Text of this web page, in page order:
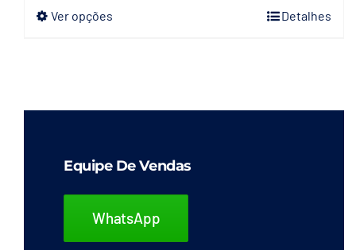
Ver opçõesEste
variantes.
opções
escolhidas
Detalhes
Equipe De Vendas
WhatsApp